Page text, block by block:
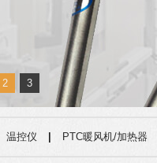
2 3
温控仪 PTC暖风机/加热器